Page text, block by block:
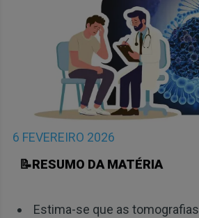
6 FEVEREIRO 2026
📝RESUMO DA MATÉRIA
Estima-se que as tomografias